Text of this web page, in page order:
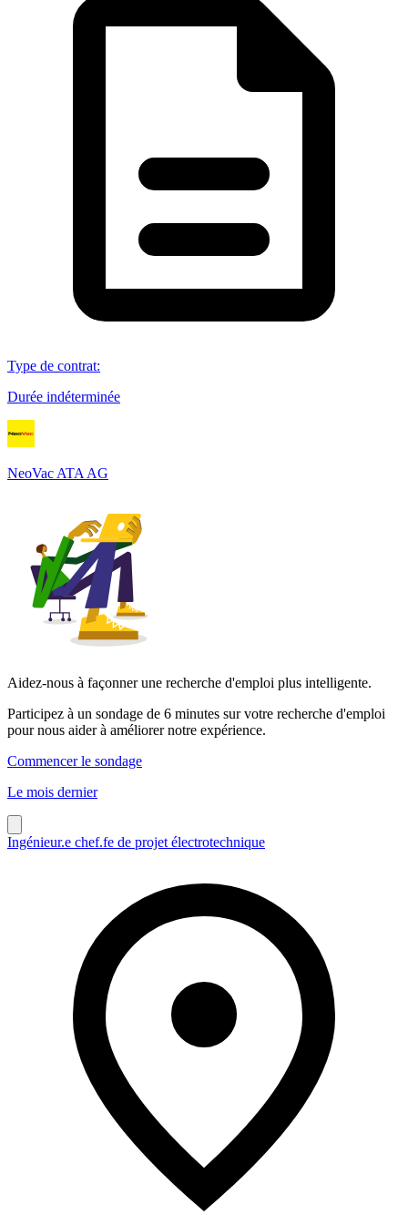
Type de contrat:
Durée indéterminée
NeoVac ATA AG
Aidez-nous à façonner une recherche d'emploi plus intelligente.
Participez à un sondage de 6 minutes sur votre recherche d'emploi
pour nous aider à améliorer notre expérience.
Commencer le sondage
Le mois dernier
Ingénieur.e chef.fe de projet électrotechnique